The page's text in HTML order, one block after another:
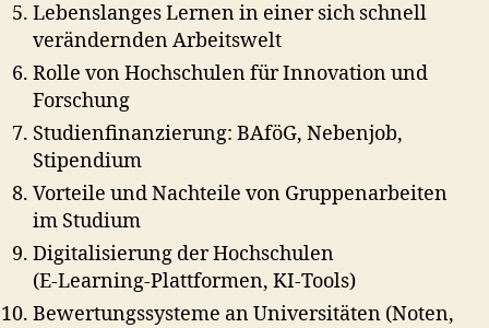
Lebenslanges Lernen in einer sich schnell
verändernden Arbeitswelt
Rolle von Hochschulen für Innovation und
Forschung
Studienfinanzierung: BAföG, Nebenjob,
Stipendium
Vorteile und Nachteile von Gruppenarbeiten
im Studium
Digitalisierung der Hochschulen
(E‑Learning‑Plattformen, KI‑Tools)
Bewertungssysteme an Universitäten (Noten,